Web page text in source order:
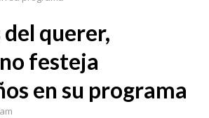
del querer,
festeja
en su programa